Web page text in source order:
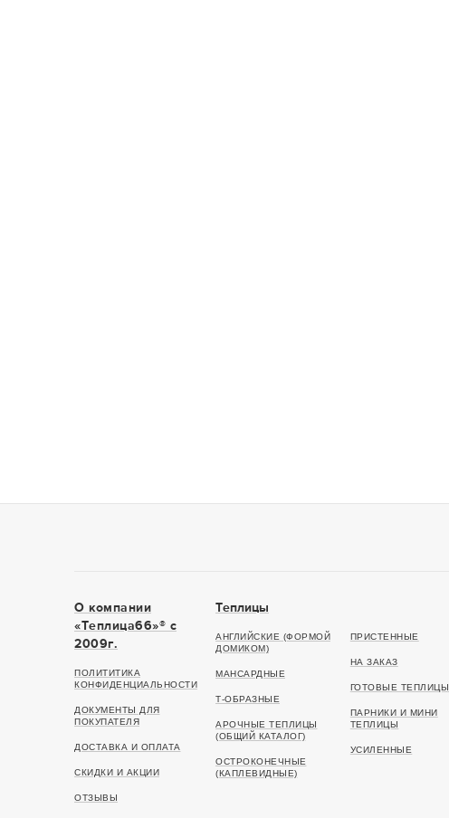
О компании
«Теплица66»® c
2009г.
ПОЛИТИТИКА
КОНФИДЕНЦИАЛЬНОСТИ
ДОКУМЕНТЫ ДЛЯ
ПОКУПАТЕЛЯ
ДОСТАВКА И ОПЛАТА
СКИДКИ И АКЦИИ
ОТЗЫВЫ
Теплицы
АНГЛИЙСКИЕ (ФОРМОЙ
ДОМИКОМ)
МАНСАРДНЫЕ
Т-ОБРАЗНЫЕ
АРОЧНЫЕ ТЕПЛИЦЫ
(ОБЩИЙ КАТАЛОГ)
ОСТРОКОНЕЧНЫЕ
(КАПЛЕВИДНЫЕ)
ПРИСТЕННЫЕ
НА ЗАКАЗ
ГОТОВЫЕ ТЕПЛИЦЫ
ПАРНИКИ И МИНИ
ТЕПЛИЦЫ
УСИЛЕННЫЕ